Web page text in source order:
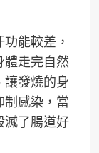
能較差，
體走完自然
讓發燒的身
制感染，當
滅了腸道好